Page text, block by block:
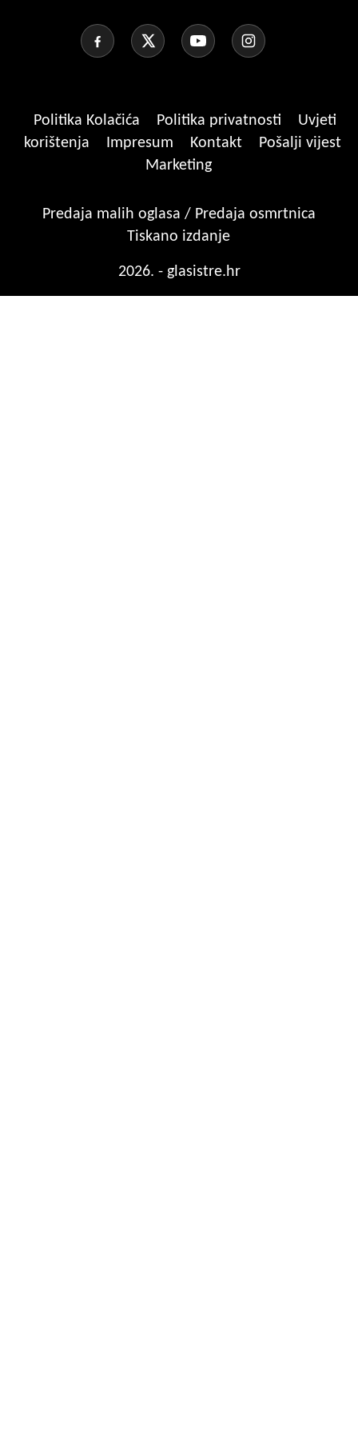
Politika Kolačića Politika privatnosti
Uvjeti
korištenja
Impresum Kontakt
Pošalji vijest
Marketing
Predaja malih oglasa / Predaja osmrtnica
Tiskano izdanje
2026. - glasistre.hr